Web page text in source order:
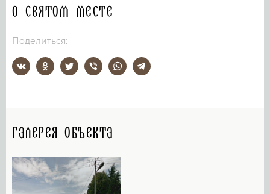
О святом месте
Поделиться:
Галерея объекта